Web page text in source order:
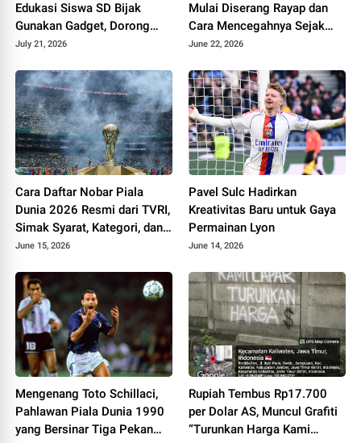
Edukasi Siswa SD Bijak
Gunakan Gadget, Dorong
Kebiasaan Digital Sehat
July 21, 2026
Mulai Diserang Rayap dan
Cara Mencegahnya Sejak
Dini
June 22, 2026
Cara Daftar Nobar Piala
Dunia 2026 Resmi dari TVRI,
Simak Syarat, Kategori, dan
Aturan FIFA
June 15, 2026
Pavel Sulc Hadirkan
Kreativitas Baru untuk Gaya
Permainan Lyon
June 14, 2026
Mengenang Toto Schillaci,
Pahlawan Piala Dunia 1990
yang Bersinar Tiga Pekan
Rupiah Tembus Rp17.700
per Dolar AS, Muncul Grafiti
“Turunkan Harga Kami